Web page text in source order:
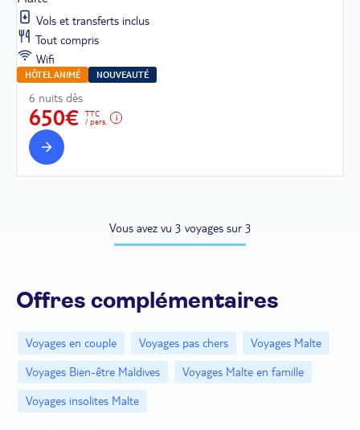
Vols et transferts inclus
Tout compris
Wifi
HÔTEL ANIMÉ NOUVEAUTÉ
6 nuits dès
650€
TTC
/ pers.
Vous avez vu 3 voyages sur 3
Offres complémentaires
Voyages en couple Voyages pas chers
Voyages Malte
Voyages Bien-être Maldives
Voyages Malte en famille
Voyages insolites Malte